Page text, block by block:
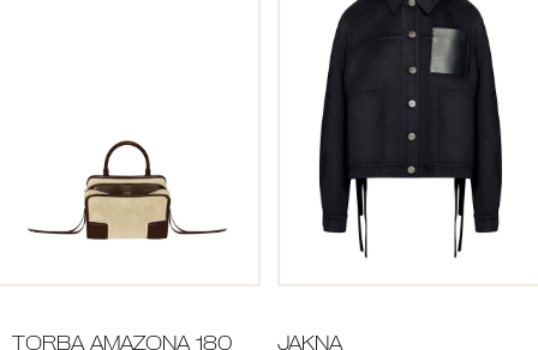
TORBA AMAZONA 180
JAKNA